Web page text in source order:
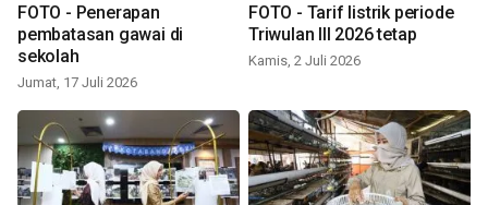
FOTO - Penerapan
pembatasan gawai di
sekolah
Jumat, 17 Juli 2026
FOTO - Tarif listrik periode
Triwulan III 2026 tetap
Kamis, 2 Juli 2026